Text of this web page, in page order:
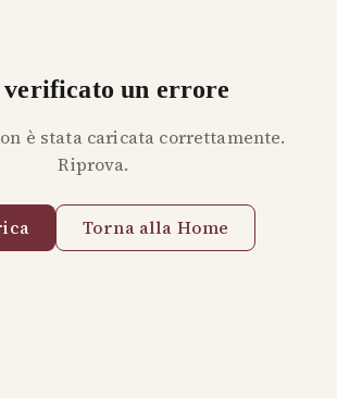
verificato un errore
è stata caricata correttamente.
Riprova.
Torna alla Home